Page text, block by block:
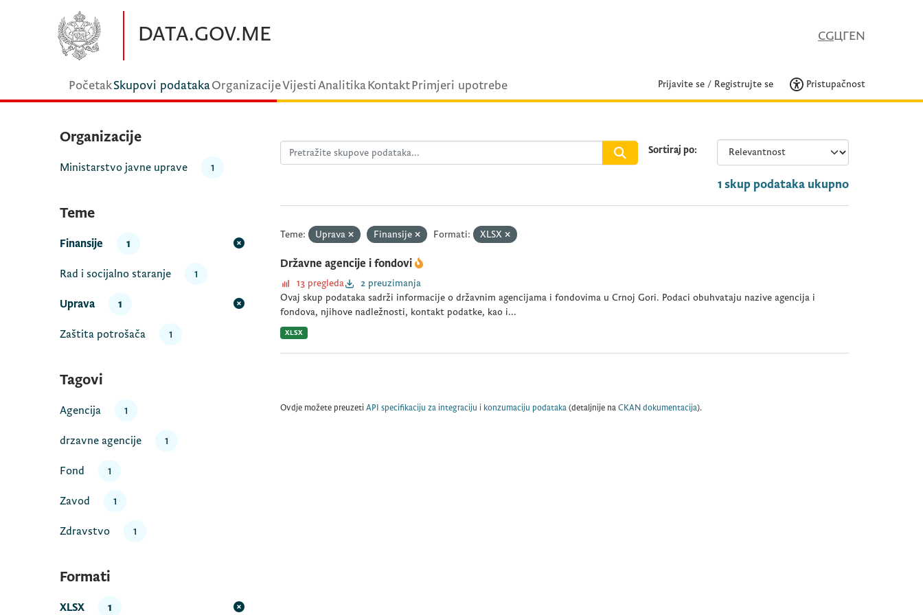
DATA.GOV.ME CGЦГEN
PočetakSkupovi podatakaOrganizacijeVijestiAnalitikaKontaktPrimjeri upotrebe Prijavite se / Registrujte se Pristupačnost
Organizacije
Ministarstvo javne uprave 1
Teme
Finansije 1
Rad i socijalno staranje 1
Uprava 1
Zaštita potrošača 1
Tagovi
Agencija 1
drzavne agencije 1
Fond 1
Zavod 1
Zdravstvo 1
Formati
XLSX 1
Sortiraj po
1 skup podataka ukupno
Teme: Uprava Finansije Formati: XLSX
Državne agencije i fondovi
13 pregleda
2 preuzimanja
Ovaj skup podataka sadrži informacije o državnim agencijama i fondovima u Crnoj Gori. Podaci obuhvataju nazive agencija i
fondova, njihove nadležnosti, kontakt podatke, kao i...
XLSX
Ovdje možete preuzeti API specifikaciju za integraciju i konzumaciju podataka (detaljnije na CKAN dokumentacija).